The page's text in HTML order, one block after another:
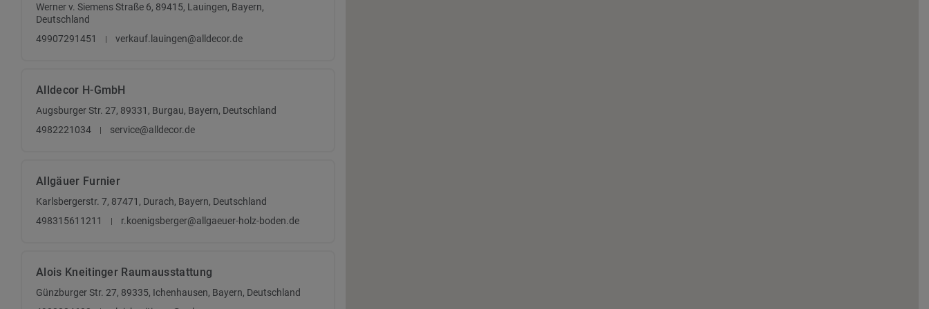
Werner v. Siemens Straße 6, 89415, Lauingen, Bayern,
Deutschland
49907291451
verkauf.lauingen@alldecor.de
Alldecor H-GmbH
Augsburger Str. 27, 89331, Burgau, Bayern, Deutschland
4982221034
service@alldecor.de
Allgäuer Furnier
Karlsbergerstr. 7, 87471, Durach, Bayern, Deutschland
498315611211
r.koenigsberger@allgaeuer-holz-boden.de
Alois Kneitinger Raumausstattung
Günzburger Str. 27, 89335, Ichenhausen, Bayern, Deutschland